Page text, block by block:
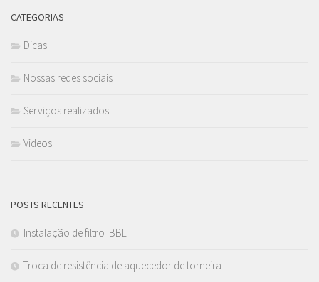
CATEGORIAS
Dicas
Nossas redes sociais
Serviços realizados
Videos
POSTS RECENTES
Instalação de filtro IBBL
Troca de resistência de aquecedor de torneira